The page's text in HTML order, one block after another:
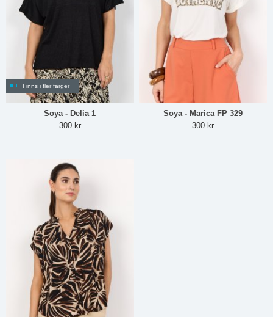
Finns i fler färger
Soya - Delia 1
300 kr
Soya - Marica FP 329
300 kr